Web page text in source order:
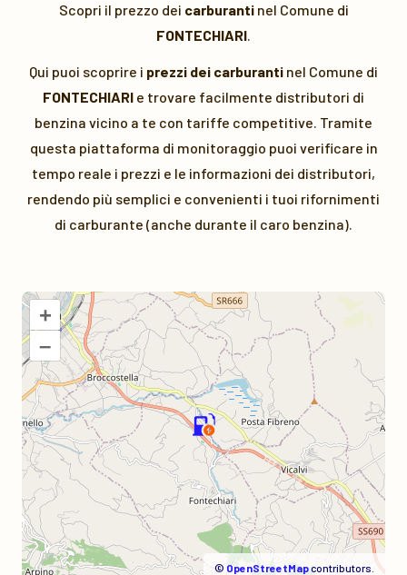
Scopri il prezzo dei carburantinel Comune di
FONTECHIARI.
Qui puoi scoprire i prezzi dei carburanti nel Comune di
FONTECHIARI e trovare facilmente distributori di
benzina vicino a te con tariffe competitive. Tramite
questa piattaforma di monitoraggio puoi verificare in
tempo reale i prezzi e le informazioni dei distributori,
rendendo più semplici e convenienti i tuoi rifornimenti
di carburante (anche durante il caro benzina).
+
–
© OpenStreetMapcontributors.